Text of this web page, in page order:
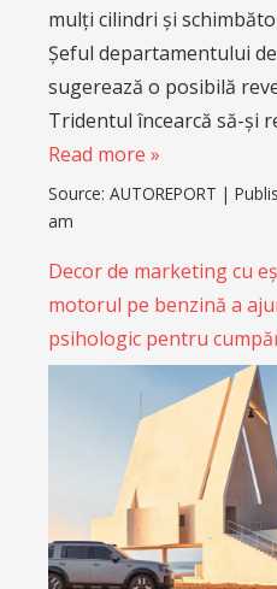
mulți cilindri și
Șeful departamentului
sugerează o posibilă
Tridentul încearcă să-și
Read more »
Source: AUTOREPORT |
am
Decor de marketing cu
motorul pe benzină a
psihologic pentru